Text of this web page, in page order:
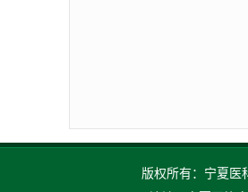
版权所有：宁夏医